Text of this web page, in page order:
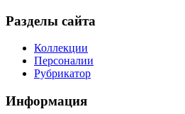
Разделы сайта
Коллекции
Персоналии
Рубрикатор
Информация